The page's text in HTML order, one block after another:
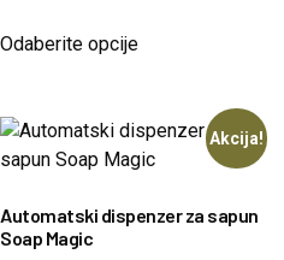
Odaberite opcije
Akcija!
Automatski dispenzer za sapun
Soap Magic